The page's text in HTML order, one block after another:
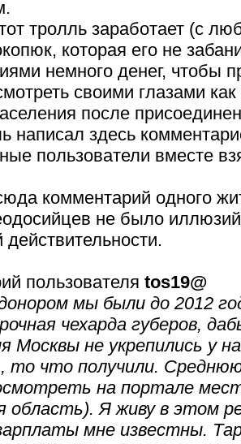
тролль заработает (с
которая его не
немного денег, чтобы
своими глазами
после
написал здесь
пользователи вместе
комментарий одного
не было иллюзий
действительности.
пользователя tos19@
мы были до 2012
чехарда губеров,
Москвы не укрепились у
то что получили.
на портале
область). Я живу в этом
мне известны.